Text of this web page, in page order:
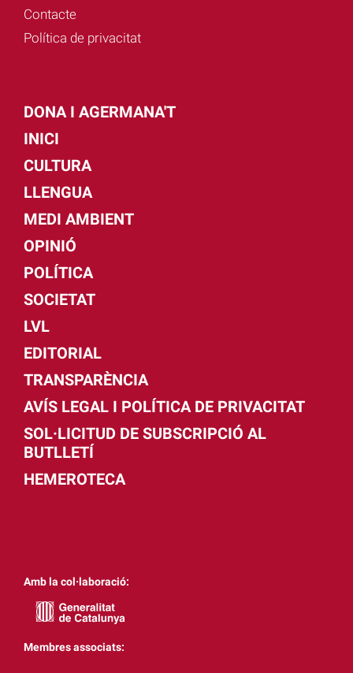
Contacte
Política de privacitat
DONA I AGERMANA'T
INICI
CULTURA
LLENGUA
MEDI AMBIENT
OPINIÓ
POLÍTICA
SOCIETAT
LVL
EDITORIAL
TRANSPARÈNCIA
AVÍS LEGAL I POLÍTICA DE PRIVACITAT
SOL·LICITUD DE SUBSCRIPCIÓ AL
BUTLLETÍ
HEMEROTECA
Amb la col·laboració:
Membres associats: